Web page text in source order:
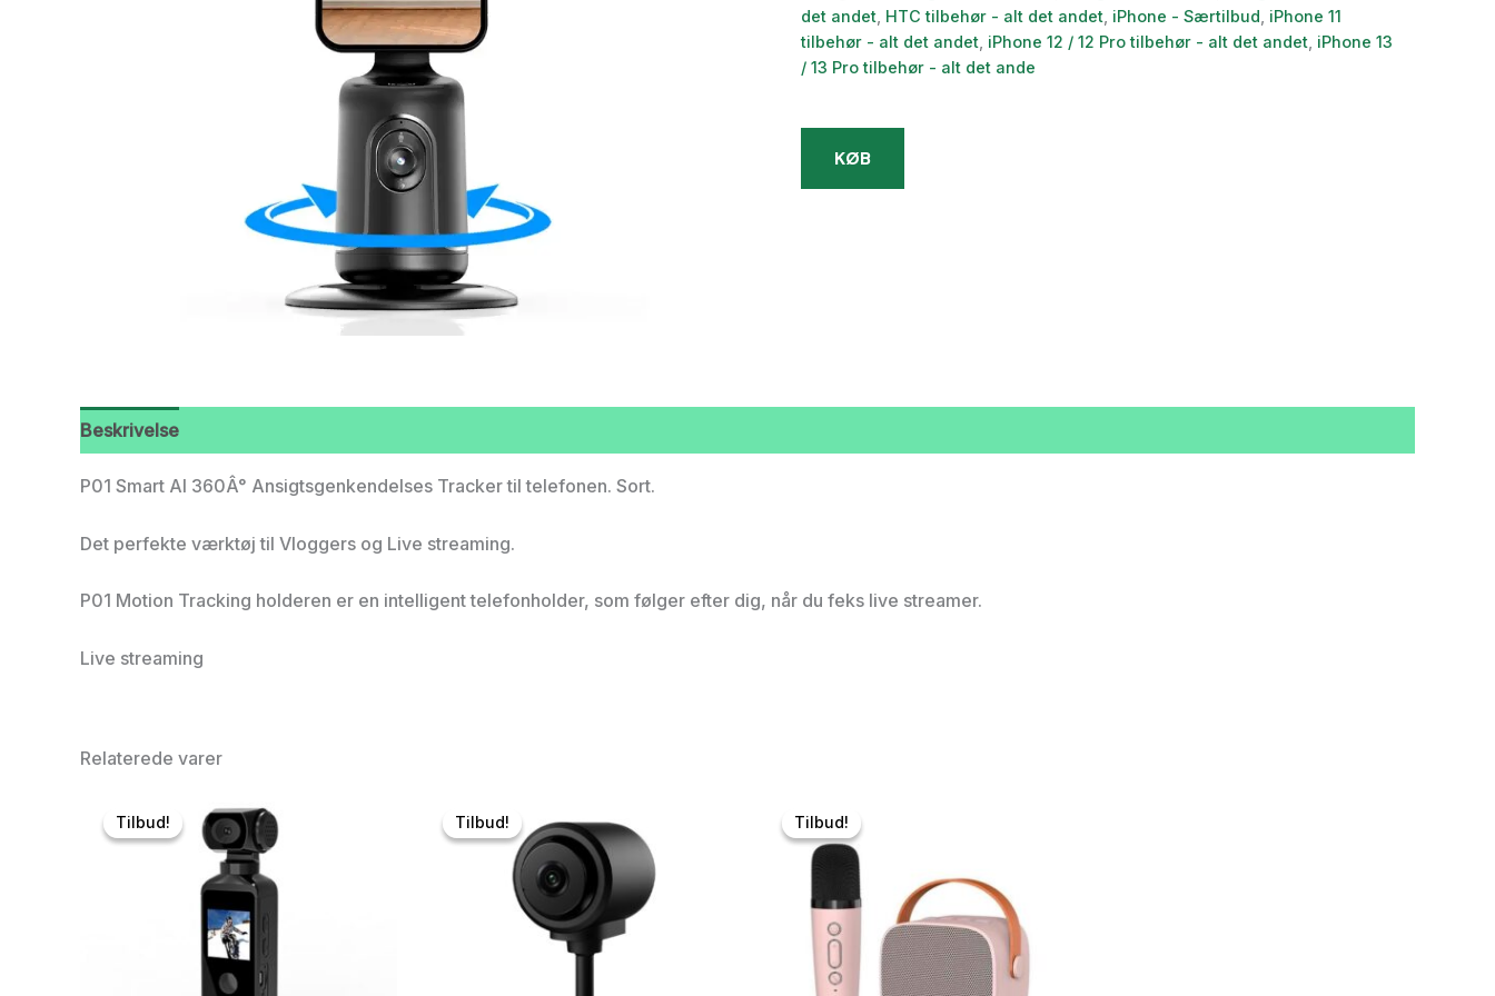
var:
er:
det andet HTC tilbehør - alt det andet iPhone - Særtilbud iPhone 11
tilbehør - alt det andet iPhone 12 / 12 Pro tilbehør - alt det andet iPhone 13
/ 13 Pro tilbehør - alt det ande
KØB
Beskrivelse
P01 Smart AI 360Â° Ansigtsgenkendelses Tracker til telefonen. Sort.
Det perfekte værktøj til Vloggers og Live streaming.
P01 Motion Tracking holderen er en intelligent telefonholder, som følger efter dig, når du feks live streamer.
Live streaming
Relaterede varer
Tilbud!
Tilbud! Tilbud!
Tilbud! Tilbud!
Tilbud!